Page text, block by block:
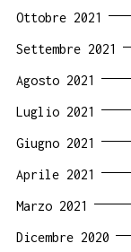
Ottobre 2021
Settembre 2021
Agosto 2021
Luglio 2021
Giugno 2021
Aprile 2021
Marzo 2021
Dicembre 2020